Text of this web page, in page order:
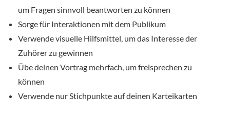
um Fragen sinnvoll beantworten zu können
Sorge für Interaktionen mit dem Publikum
Verwende visuelle Hilfsmittel, um das Interesse der
Zuhörer zu gewinnen
Übe deinen Vortrag mehrfach, um freisprechen zu
können
Verwende nur Stichpunkte auf deinen Karteikarten